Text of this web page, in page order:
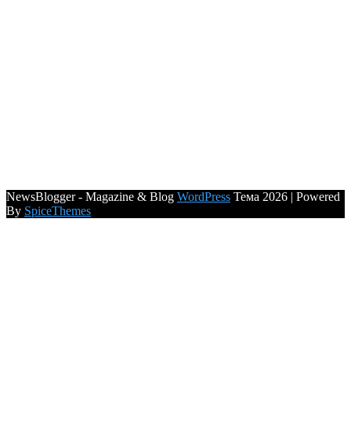
NewsBlogger - Magazine & Blog WordPress Тема 2026 | Powered
By SpiceThemes